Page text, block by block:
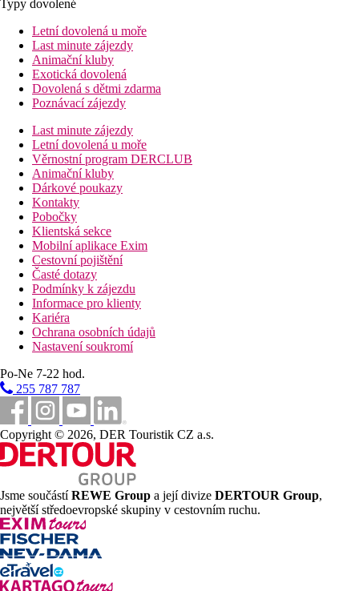
Typy dovolené
Letní dovolená u moře
Last minute zájezdy
Animační kluby
Exotická dovolená
Dovolená s dětmi zdarma
Poznávací zájezdy
Last minute zájezdy
Letní dovolená u moře
Věrnostní program DERCLUB
Animační kluby
Dárkové poukazy
Kontakty
Pobočky
Klientská sekce
Mobilní aplikace Exim
Cestovní pojištění
Časté dotazy
Podmínky k zájezdu
Informace pro klienty
Kariéra
Ochrana osobních údajů
Nastavení soukromí
Po-Ne 7-22 hod.
255 787 787
Copyright © 2026, DER Touristik CZ a.s.
Jsme součástíREWE Group a její divize DERTOUR Group,
největší středoevropské skupiny v cestovním ruchu.